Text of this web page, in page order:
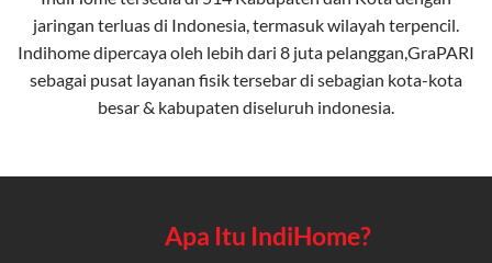
jaringan terluas di Indonesia, termasuk wilayah terpencil.
Indihome dipercaya oleh lebih dari 8 juta pelanggan,GraPARI
sebagai pusat layanan fisik tersebar di sebagian kota-kota
besar & kabupaten diseluruh indonesia.
Apa Itu IndiHome?